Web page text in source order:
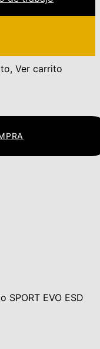
Ver carrito
SPORT EVO ESD